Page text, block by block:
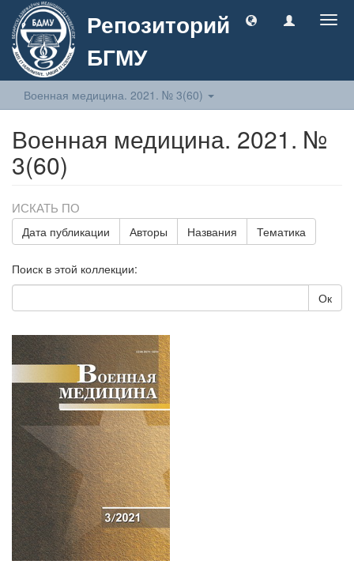
Репозиторий
БГМУ
Военная медицина. 2021. № 3(60)
Военная медицина. 2021. №
3(60)
ИСКАТЬ ПО
Дата публикации Авторы Названия Тематика
Поиск в этой коллекции:
Ок